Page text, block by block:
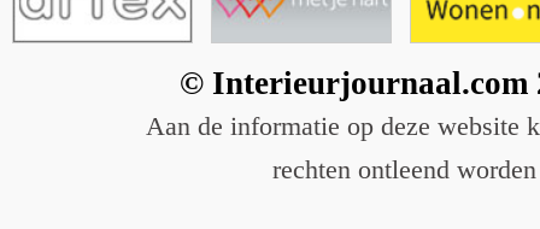
© Interieurjournaal.com
Aan de informatie op deze website
rechten ontleend worden